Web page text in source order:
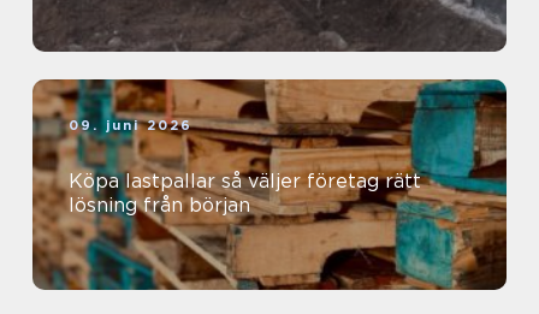
09. juni 2026
Köpa lastpallar så väljer företag rätt
lösning från början